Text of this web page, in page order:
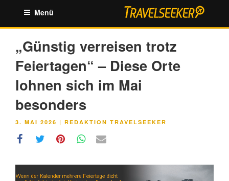
springen
Menü
„Günstig verreisen trotz
Feiertagen“ – Diese Orte
lohnen sich im Mai
besonders
VERÖFFENTLICHT
3. MAI 2026 | REDAKTION TRAVELSEEKER
Link Embed